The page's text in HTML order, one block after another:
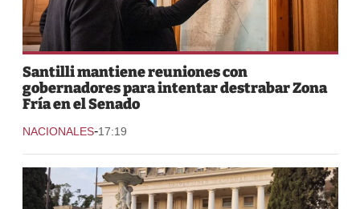
Santilli mantiene reuniones con
gobernadores para intentar destrabar Zona
Fría en el Senado
NACIONALES-17:19